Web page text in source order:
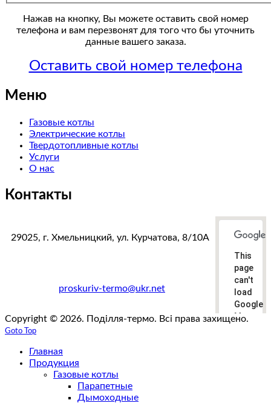
Нажав на кнопку, Вы можете оставить свой номер
телефона и вам перезвонят для того что бы уточнить
данные вашего заказа.
Оставить свой номер телефона
Меню
Газовые котлы
Электрические котлы
Твердотопливные котлы
Услуги
О нас
Контакты
29025, г. Хмельницкий, ул. Курчатова, 8/10А
proskuriv-termo@ukr.net
This
page
can't
load
Google
Maps
Copyright © 2026. Поділля-термо. Всі права захищено.
Goto Top
Главная
Продукция
Газовые котлы
Парапетные
Дымоходные